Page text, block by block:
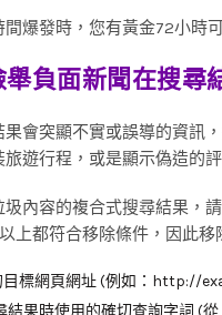
爆發時，您有黃金72小時
負面新聞在搜尋
會突顯不實或誤導的資訊
遊行程，或是顯示偽造的
內容的複合式搜尋結果，
上都符合移除條件，因此移
目標網頁網址 (例如：http://
結果時使用的確切查詢字詞 (